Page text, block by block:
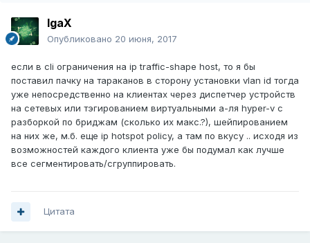
IgaX
Опубликовано 20 июня, 2017
если в cli ограничения на ip traffic-shape host, то я бы
поставил пачку на тараканов в сторону установки vlan id тогда
уже непосредственно на клиентах через диспетчер устройств
на сетевых или тэгированием виртуальными а-ля hyper-v с
разборкой по бриджам (сколько их макс.?), шейпированием
на них же, м.б. еще ip hotspot policy, а там по вкусу .. исходя из
возможностей каждого клиента уже бы подумал как лучше
все сегментировать/сгруппировать.
Цитата